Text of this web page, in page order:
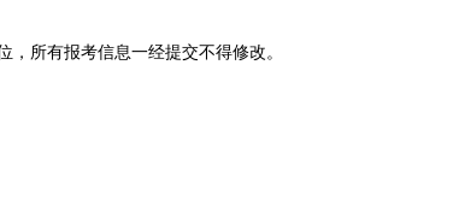
所有报考信息一经提交不得修改。